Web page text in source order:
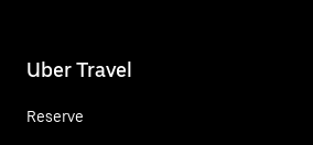
Uber Travel
Reserve